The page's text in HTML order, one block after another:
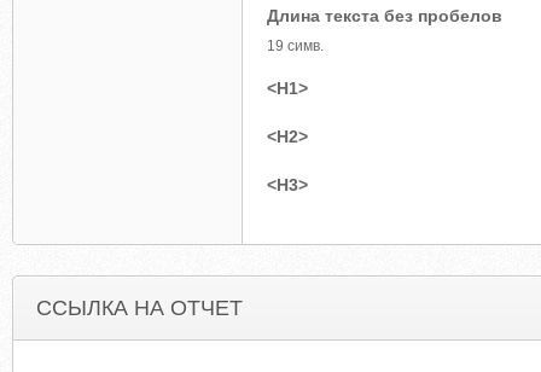
Длина текста без пробелов
19 симв.
<H1>
<H2>
<H3>
ССЫЛКА НА ОТЧЕТ